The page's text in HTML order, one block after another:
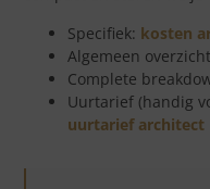
Specifiek: kosten
Algemeen
Complete
Uurtarief (handig
uurtarief architect